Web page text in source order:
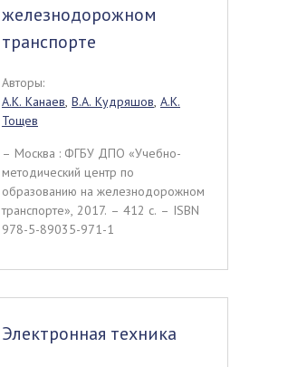
железнодорожном
транспорте
Авторы:
А.К. Канаев, В.А. Кудряшов, А.К.
Тощев
– Москва : ФГБУ ДПО «Учебно-
методический центр по
образованию на железнодорожном
транспорте», 2017. – 412 c. – ISBN
978-5-89035-971-1
Электронная техника